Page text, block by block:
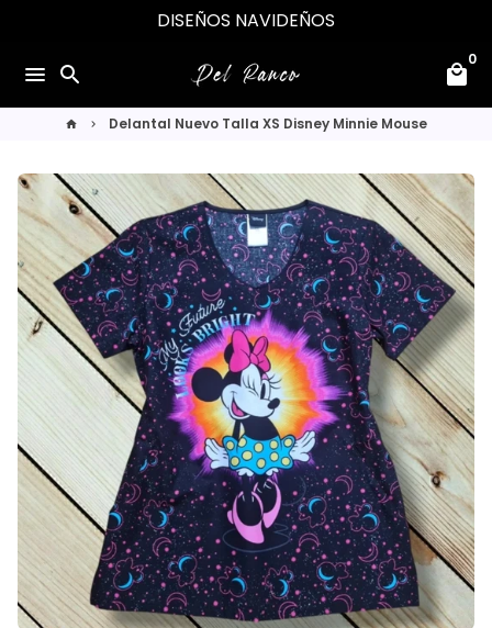
contenido
DISEÑOS NAVIDEÑOS
ENVÍOS A TODO CHILE
menu search local_mall
0
home keyboard_arrow_right Delantal Nuevo Talla XS Disney Minnie Mouse